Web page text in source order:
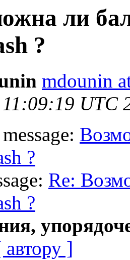
ли
?
mdounin
UTC
?
Re:
?
автору ]